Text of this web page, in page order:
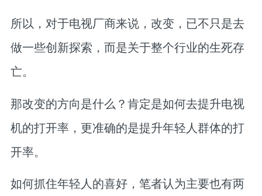
所以，对于电视厂商来说， 改变，已不只是去
做一些创新探索，而是关于整个行业的生死存
亡。
那改变的方向是什么？ 肯定是如何去提升电视
机的打开率，更准确的是提升年轻人群体的打
开率。
如何抓住年轻人的喜好，笔者认为主要也有两